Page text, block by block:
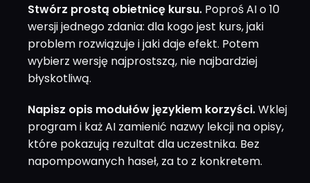
Stwórz prostą obietnicę kursu. Poproś AI o 10
wersji jednego zdania: dla kogo jest kurs, jaki
problem rozwiązuje i jaki daje efekt. Potem
wybierz wersję najprostszą, nie najbardziej
błyskotliwą.
Napisz opis modułów językiem korzyści.Wklej
program i każ AI zamienić nazwy lekcji na opisy,
które pokazują rezultat dla uczestnika. Bez
napompowanych haseł, za to z konkretem.